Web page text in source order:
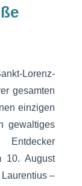
Lorenz-
gesamten
einzigen
gewaltiges
Entdecker
10. August
–